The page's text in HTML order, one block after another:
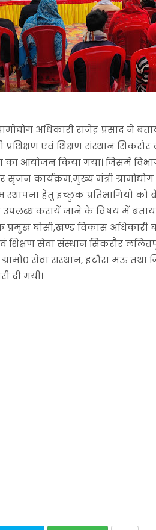
अधिकारी राजेंद्र प्रसाद ने
प्रशिक्षण एवं शिक्षण संस्थान
आयोजन किया गया। जिसमें विभाग
सृजन कार्यक्रम,मुख्य मंत्री
स्थापना हेतु इच्छुक प्रतिभागियों
करायें जाने के विषय में बताया
प्रमुख घोसी,खण्ड विकास अधिकारी
एवं शिक्षण सेवा संस्थान सिकरौर
सेवा संस्थान, इटौरा मऊ तथा
दी गयी।